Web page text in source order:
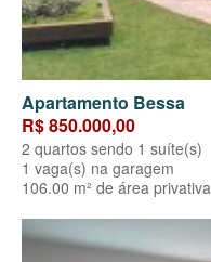
Apartamento Bessa
R$ 850.000,00
2 quartos sendo 1 suíte(s)
1 vaga(s) na garagem
106.00 m² de área privativa